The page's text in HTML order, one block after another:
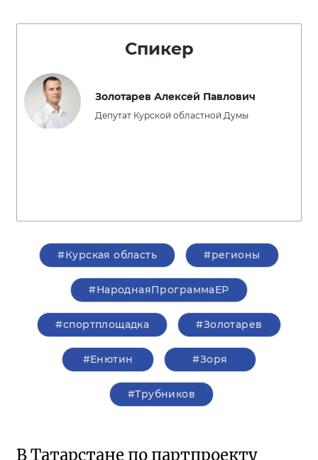
Спикер
Золотарев Алексей Павлович
Депутат Курской областной Думы
#Курская область #регионы
#НароднаяПрограммаЕР
#спортплощадка #Золотарев
#Енютин #Зоря
#Трубников
В Татарстане по партпроекту